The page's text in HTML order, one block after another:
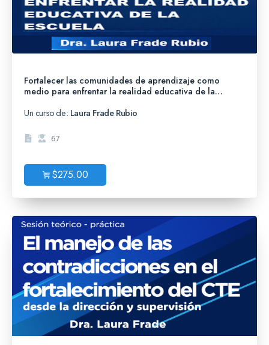
Fortalecer las comunidades de aprendizaje como
medio para enfrentar la realidad educativa de la
Un curso de: Laura Frade Rubio
67
$275.00